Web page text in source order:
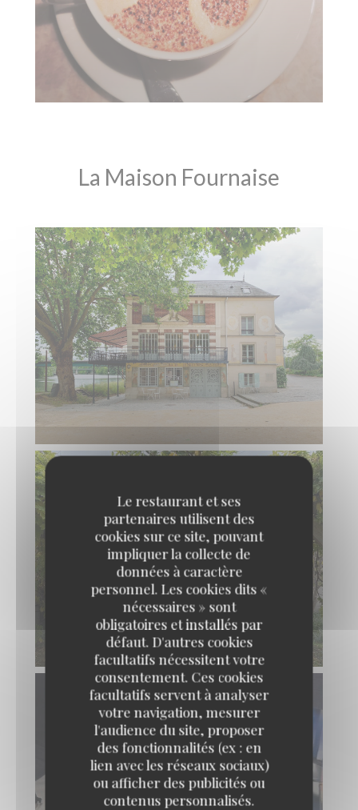
Le restaurant et ses
partenaires utilisent des
cookies sur ce site, pouvant
impliquer la collecte de
données à caractère
personnel. Les cookies dits «
nécessaires » sont
obligatoires et installés par
défaut. D'autres cookies
facultatifs nécessitent votre
consentement. Ces cookies
facultatifs servent à analyser
votre navigation, mesurer
l'audience du site, proposer
des fonctionnalités (ex : en
lien avec les réseaux sociaux)
ou afficher des publicités ou
contenus personnalisés.
La Maison Fournaise